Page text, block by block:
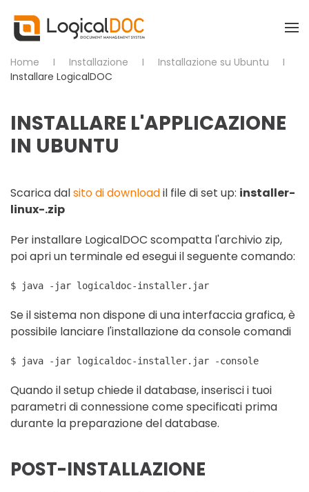
Skip to main content
Home Installazione
Installazione su Ubuntu
Installare LogicalDOC
INSTALLARE L'APPLICAZIONE
IN UBUNTU
Scarica dalsito di downloadil file di set up: installer-
linux-.zip
Per installare LogicalDOC scompatta l'archivio zip,
poi apri un terminale ed esegui il seguente comando:
$ java -jar logicaldoc-installer.jar
Se il sistema non dispone di una interfaccia grafica, è
possibile lanciare l'installazione da console comandi
$ java -jar logicaldoc-installer.jar -console
Quando il setup chiede il database, inserisci i tuoi
parametri di connessione come specificati prima
durante la preparazione del database.
POST-INSTALLAZIONE